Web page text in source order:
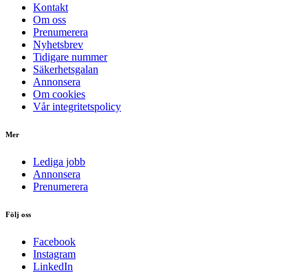
Kontakt
Om oss
Prenumerera
Nyhetsbrev
Tidigare nummer
Säkerhetsgalan
Annonsera
Om cookies
Vår integritetspolicy
Mer
Lediga jobb
Annonsera
Prenumerera
Följ oss
Facebook
Instagram
LinkedIn